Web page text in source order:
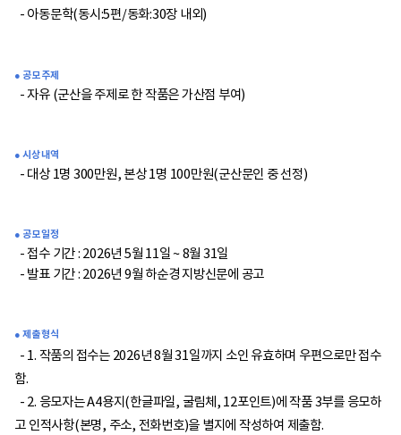
- 아동문학(동시:5편/동화:30장 내외)
● 공모 주제
- 자유 (군산을 주제로 한 작품은 가산점 부여)
● 시상 내역
- 대상 1명 300만원, 본상 1명 100만원(군산문인 중 선정)
● 공모 일정
- 접수 기간 : 2026년 5월 11일 ~ 8월 31일
- 발표 기간 : 2026년 9월 하순경 지방신문에 공고
● 제출 형식
- 1. 작품의 접수는 2026년 8월 31일까지 소인 유효하며 우편으로만 접수
함.
- 2. 응모자는 A4용지(한글파일, 굴림체, 12포인트)에 작품 3부를 응모하
고 인적사항(본명, 주소, 전화번호)을 별지에 작성하여 제출함.